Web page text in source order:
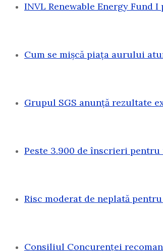
INVL Renewable Energy Fund
Cum se mișcă piața aurului
Grupul SGS anunță rezultate
Peste 3.900 de înscrieri pentru
Risc moderat de neplată
Consiliul Concurenței